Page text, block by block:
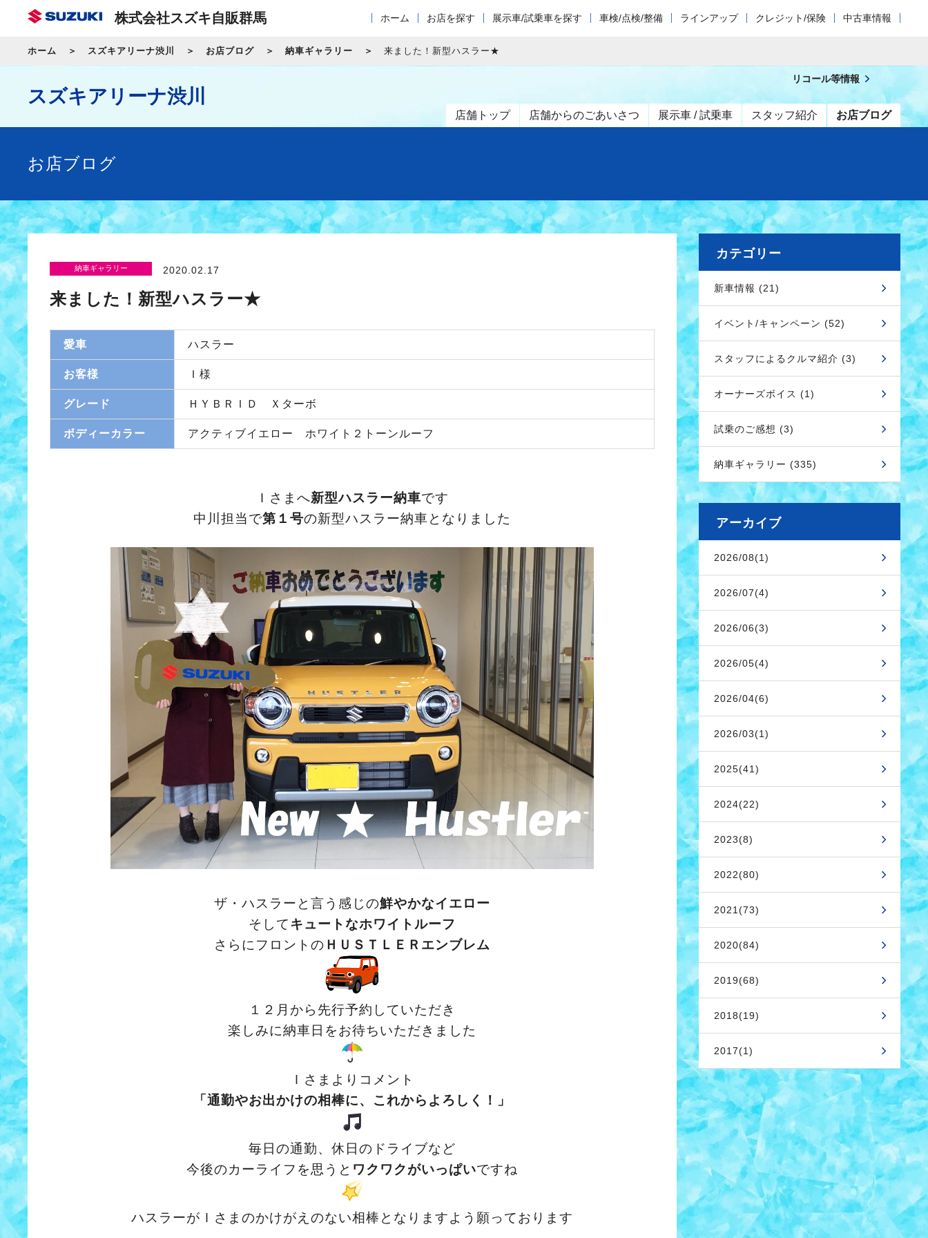
株式会社スズキ自販群馬 ホーム お店を探す 展示車/試乗車を探す 車検/点検/整備 ラインアップ クレジット/保険 中古車情報
ホーム スズキアリーナ渋川 お店ブログ 納車ギャラリー 来ました！新型ハスラー★
スズキアリーナ渋川
店舗トップ 店舗からのごあいさつ 展示車 / 試乗車 スタッフ紹介 お店ブログ
リコール等情報
お店ブログ
納車ギャラリー 2020.02.17
来ました！新型ハスラー★
愛車 ハスラー
お客様 Ｉ様
グレード ＨＹＢＲＩＤ Ｘターボ
ボディーカラー アクティブイエロー ホワイト２トーンルーフ
Ｉさまへ新型ハスラー納車です
中川担当で第１号の新型ハスラー納車となりました
ザ・ハスラーと言う感じの鮮やかなイエロー
そしてキュートなホワイトルーフ
さらにフロントの ＨＵＳＴＬＥＲエンブレム
１２月から先行予約していただき
楽しみに納車日をお待ちいただきました
Ｉさまよりコメント
「通勤やお出かけの相棒に、これからよろしく！」
毎日の通勤、休日のドライブなど
今後のカーライフを思うと ワクワクがいっぱいですね
ハスラーがＩさまのかけがえのない相棒となりますよう願っております
カテゴリー
新車情報 (21)
イベント/キャンペーン (52)
スタッフによるクルマ紹介 (3)
オーナーズボイス (1)
試乗のご感想 (3)
納車ギャラリー (335)
アーカイブ
2026/08(1)
2026/07(4)
2026/06(3)
2026/05(4)
2026/04(6)
2026/03(1)
2025(41)
2024(22)
2023(8)
2022(80)
2021(73)
2020(84)
2019(68)
2018(19)
2017(1)